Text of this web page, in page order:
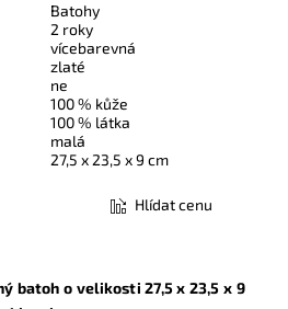
Batohy
2 roky
vícebarevná
zlaté
ne
100 % kůže
100 % látka
malá
27,5 x 23,5 x 9 cm
Hlídat cenu
batoh o velikosti 27,5 x 23,5 x 9